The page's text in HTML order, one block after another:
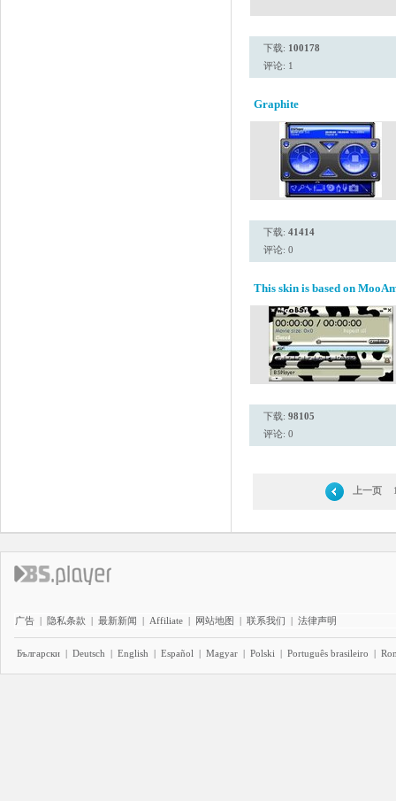
下载: 100178
评论: 1
Graphite
下载: 41414
评论: 0
This skin is based on
下载: 98105
评论: 0
上一页
广告 | 隐私条款 | 最新新闻 | Affiliate | 网站地图 | 联系我们 | 法律声明
Български | Deutsch | English | Español | Magyar | Polski | Português brasileiro |